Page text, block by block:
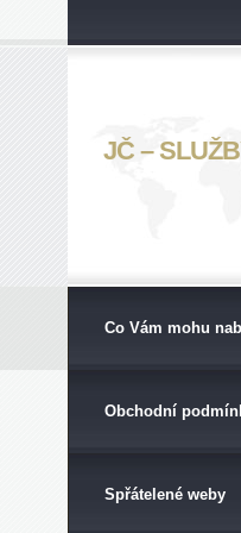
JČ –
Co Vám mohu
Obchodní
Spřátelené weby